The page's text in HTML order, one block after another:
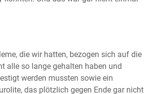
die wir hatten, bezogen sich auf die
alle so lange gehalten haben und
werden mussten sowie ein
das plötzlich gegen Ende gar nicht